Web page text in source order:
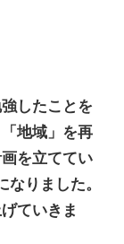
したことを
地域」を再
を立ててい
りました。
ていきま